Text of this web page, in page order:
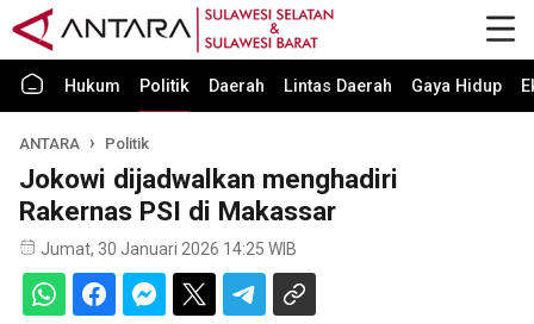
Hukum Politik Daerah Lintas Daerah Gaya Hidup
ANTARA Politik
Jokowi dijadwalkan menghadiri
Rakernas PSI di Makassar
Jumat, 30 Januari 2026 14:25 WIB